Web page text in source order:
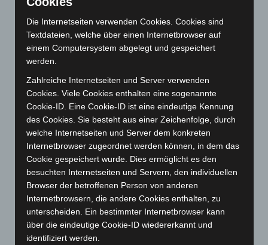
Juni 2026(139)
Mai 2026(99)
April 2026(99)
März 2026
Februar 2026(109)
Januar 2026(122)
Dezember 2025(103)
November 2025(114)
Oktober 2025(112)
September 2025(93)
August 2025(90)
Juli 2025
(90)
Juni 2025(103)
Mai 2025(112)
Die Internetseiten verwenden Cookies. Cookies sind
Textdateien, welche über einen Internetbrowser auf
einem Computersystem abgelegt und gespeichert
werden.
Zahlreiche Internetseiten und Server verwenden
Cookies. Viele Cookies enthalten eine sogenannte
Cookie-ID. Eine Cookie-ID ist eine eindeutige Kennung
des Cookies. Sie besteht aus einer Zeichenfolge, durch
welche Internetseiten und Server dem konkreten
Internetbrowser zugeordnet werden können, in dem das
Cookie gespeichert wurde. Dies ermöglicht es den
besuchten Internetseiten und Servern, den individuellen
Browser der betroffenen Person von anderen
Internetbrowsern, die andere Cookies enthalten, zu
unterscheiden. Ein bestimmter Internetbrowser kann
über die eindeutige Cookie-ID wiedererkannt und
identifiziert werden.